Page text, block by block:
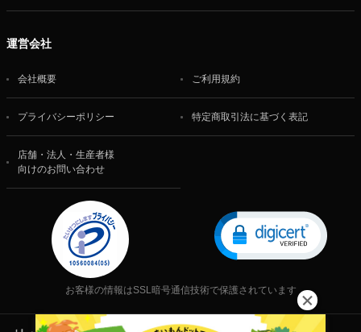
運営会社
会社概要 ご利用規約
プライバシーポリシー 特定商取引法に基づく表記
店舗・法人・生産者様
向けのお問い合わせ
お客様の情報はSSL暗号通信技術で保護されています